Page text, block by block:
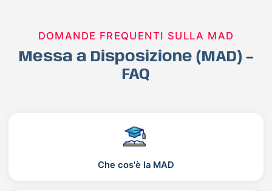
DOMANDE FREQUENTI SULLA MAD
Messa a Disposizione (MAD) –
FAQ
Che cos'è la MAD